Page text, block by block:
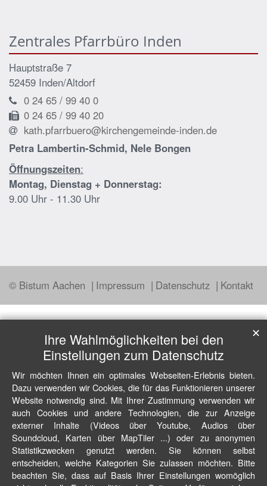
Zentrales Pfarrbüro Inden
Hauptstraße 7
52459 Inden/Altdorf
0 24 65 / 99 40 0
0 24 65 / 99 40 20
kath.pfarrbuero@kirchengemeinde-inden.de
Petra Lambertin-Schmid, Nele Bongen
Öffnungszeiten:
Montag, Dienstag + Donnerstag:
9.00 Uhr - 11.30 Uhr
© Bistum Aachen Impressum Datenschutz Kontakt
Ihre Wahlmöglichkeiten bei den
Einstellungen zum Datenschutz
Wir möchten Ihnen ein optimales Webseiten-Erlebnis bieten.
Dazu verwenden wir Cookies, die für das Funktionieren unserer
Website notwendig sind. Mit Ihrer Zustimmung verwenden wir
auch Cookies und andere Technologien, die zur Anzeige
externer Inhalte (Videos über Youtube, Audios über
Soundcloud, Karten über MapTiler ...) oder zu anonymen
Statistikzwecken genutzt werden. Sie können selbst
entscheiden, welche Kategorien Sie zulassen möchten. Bitte
beachten Sie, dass auf Basis Ihrer Einstellungen womöglich
✕